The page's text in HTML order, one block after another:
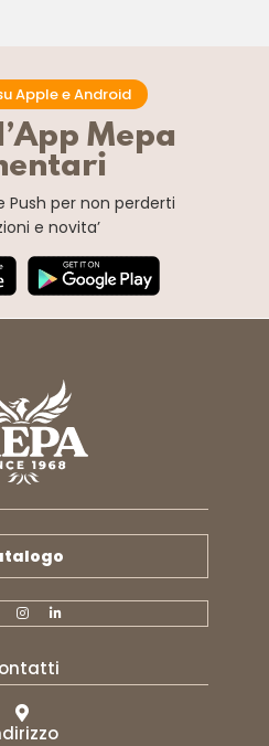
Apple e Android
Mepa
Push per non perderti
e novita’